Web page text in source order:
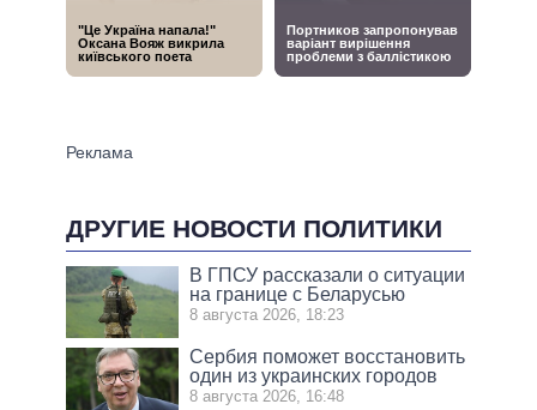
ДРУГИЕ НОВОСТИ ПОЛИТИКИ
В ГПСУ рассказали о ситуации
на границе с Беларусью
8 августа 2026, 18:23
Сербия поможет восстановить
один из украинских городов
8 августа 2026, 16:48